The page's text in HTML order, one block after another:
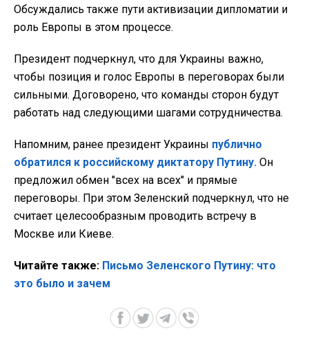
Обсуждались также пути активизации дипломатии и
роль Европы в этом процессе.
Президент подчеркнул, что для Украины важно,
чтобы позиция и голос Европы в переговорах были
сильными. Договорено, что команды сторон будут
работать над следующими шагами сотрудничества.
Напомним, ранее президент Украины публично
обратился к российскому диктатору Путину. Он
предложил обмен "всех на всех" и прямые
переговоры. При этом Зеленский подчеркнул, что не
считает целесообразным проводить встречу в
Москве или Киеве.
Читайте также: Письмо Зеленского Путину: что
это было и зачем